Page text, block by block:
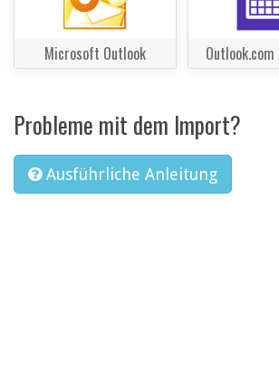
Microsoft Outlook
Probleme mit dem Import?
Ausführliche Anleitung